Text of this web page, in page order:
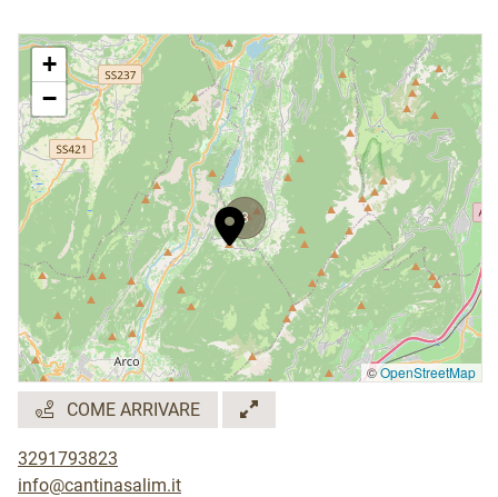
3
+
−
©OpenStreetMap
COME ARRIVARE
3291793823
info@cantinasalim.it